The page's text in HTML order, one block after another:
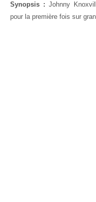
Synopsis :Johnny
pour la première fois sur